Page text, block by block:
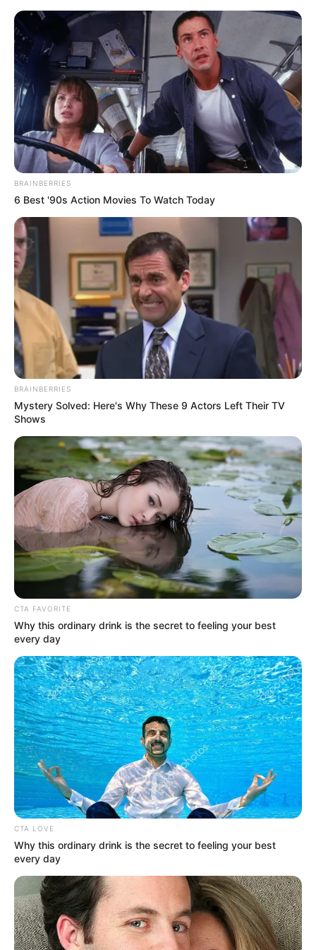
HOME
Home > Brasília > Governo > Lula > Notícia >
[AO VIVO] Lula
reúne governadores para debater manifestações em Brasília.
[AO VIVO] Lula reúne
governadores para debater
manifestações em Brasília.
Confira!
20:54 Brasília ,Governo,Lula,Notícia
BRAINBERRIES
6 Best '90s Action Movies To Watch Today
BRAINBERRIES
Mystery Solved: Here's Why These 9 Actors Left Their TV
Shows
CTA FAVORITE
Why this ordinary drink is the secret to feeling your best
every day
CTA LOVE
Why this ordinary drink is the secret to feeling your best
every day